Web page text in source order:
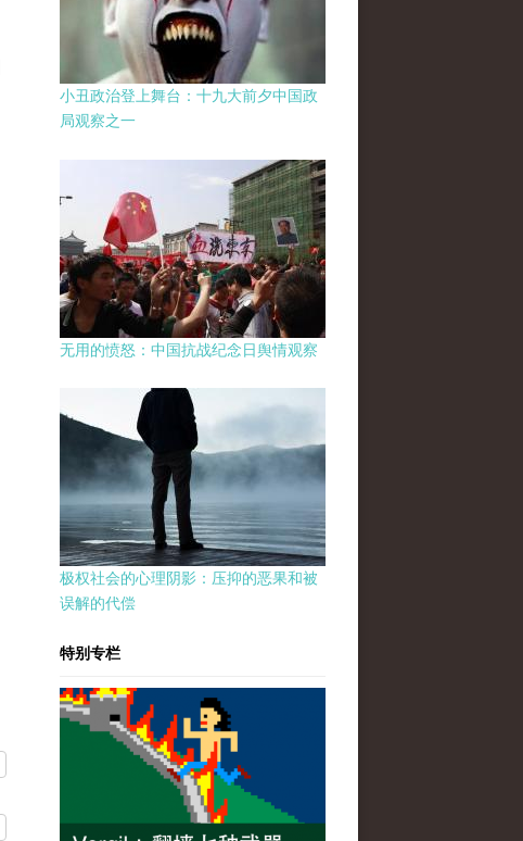
小丑政治登上舞台：十九大前夕中国政
局观察之一
无用的愤怒：中国抗战纪念日舆情观察
极权社会的心理阴影：压抑的恶果和被
误解的代偿
特别专栏